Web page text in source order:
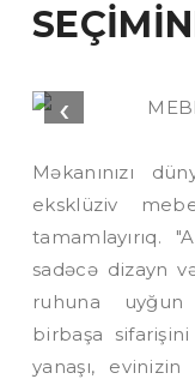
‹
Məkanınızı
eksklüziv
tamamlayırıq.
sadəcə dizayn
ruhuna uyğun
birbaşa
yanaşı,